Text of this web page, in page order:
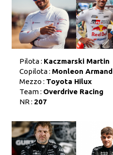
Pilota : Kaczmarski Martin
Copilota : Monleon Armand
Mezzo : Toyota Hilux
Team : Overdrive Racing
NR : 207